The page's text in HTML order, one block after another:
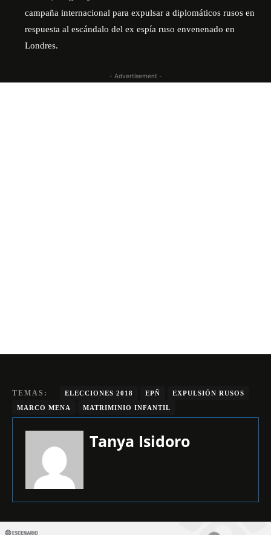
campaña internacional para expulsar a diplomáticos rusos en
respuesta al escándalo del ex espía ruso envenenado en
Londres.
- Advertisement -
TEMAS: ELECCIONES 2018 EPÑ
EXPULSIÓN RUSOS
MARCO MENA
MATRIMINIO INFANTIL
Tanya Isidoro